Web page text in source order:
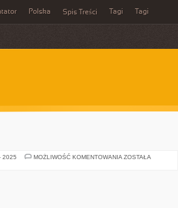
Polska Spis Treści Tagi Tagi
2025 MOŻLIWOŚĆ KOMENTOWANIA USŁUGI
ZOSTAŁA